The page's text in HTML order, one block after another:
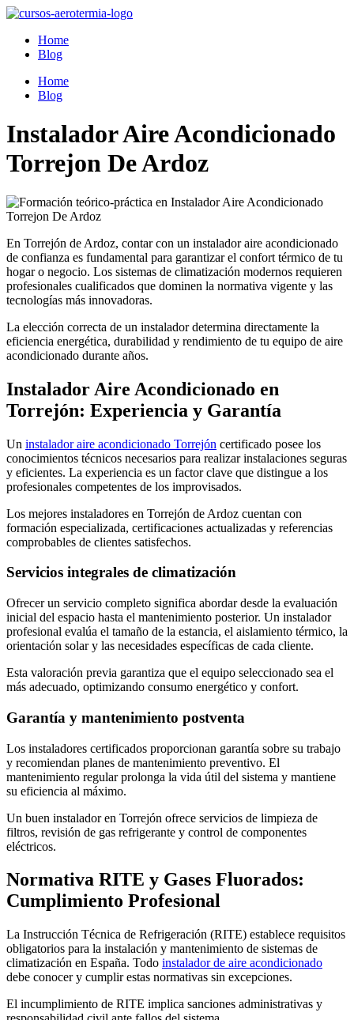
Ir
contenidoHome
Blog
Home
Blog
Instalador Aire Acondicionado
Torrejon De Ardoz
En Torrejón de Ardoz, contar con un instalador aire acondicionado
de confianza es fundamental para garantizar el confort térmico de tu
hogar o negocio. Los sistemas de climatización modernos requieren
profesionales cualificados que dominen la normativa vigente y las
tecnologías más innovadoras.
La elección correcta de un instalador determina directamente la
eficiencia energética, durabilidad y rendimiento de tu equipo de aire
acondicionado durante años.
Instalador Aire Acondicionado en
Torrejón: Experiencia y Garantía
Un instalador aire acondicionado Torrejón certificado posee los
conocimientos técnicos necesarios para realizar instalaciones seguras
y eficientes. La experiencia es un factor clave que distingue a los
profesionales competentes de los improvisados.
Los mejores instaladores en Torrejón de Ardoz cuentan con
formación especializada, certificaciones actualizadas y referencias
comprobables de clientes satisfechos.
Servicios integrales de climatización
Ofrecer un servicio completo significa abordar desde la evaluación
inicial del espacio hasta el mantenimiento posterior. Un instalador
profesional evalúa el tamaño de la estancia, el aislamiento térmico, la
orientación solar y las necesidades específicas de cada cliente.
Esta valoración previa garantiza que el equipo seleccionado sea el
más adecuado, optimizando consumo energético y confort.
Garantía y mantenimiento postventa
Los instaladores certificados proporcionan garantía sobre su trabajo
y recomiendan planes de mantenimiento preventivo. El
mantenimiento regular prolonga la vida útil del sistema y mantiene
su eficiencia al máximo.
Un buen instalador en Torrejón ofrece servicios de limpieza de
filtros, revisión de gas refrigerante y control de componentes
eléctricos.
Normativa RITE y Gases Fluorados:
Cumplimiento Profesional
La Instrucción Técnica de Refrigeración (RITE) establece requisitos
obligatorios para la instalación y mantenimiento de sistemas de
climatización en España. Todo instalador de aire acondicionado
debe conocer y cumplir estas normativas sin excepciones.
El incumplimiento de RITE implica sanciones administrativas y